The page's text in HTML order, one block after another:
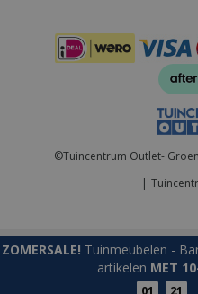
ZOMERSALE! Tuinmeubelen -
artikelen MET
01 21
©Tuincentrum Outlet-